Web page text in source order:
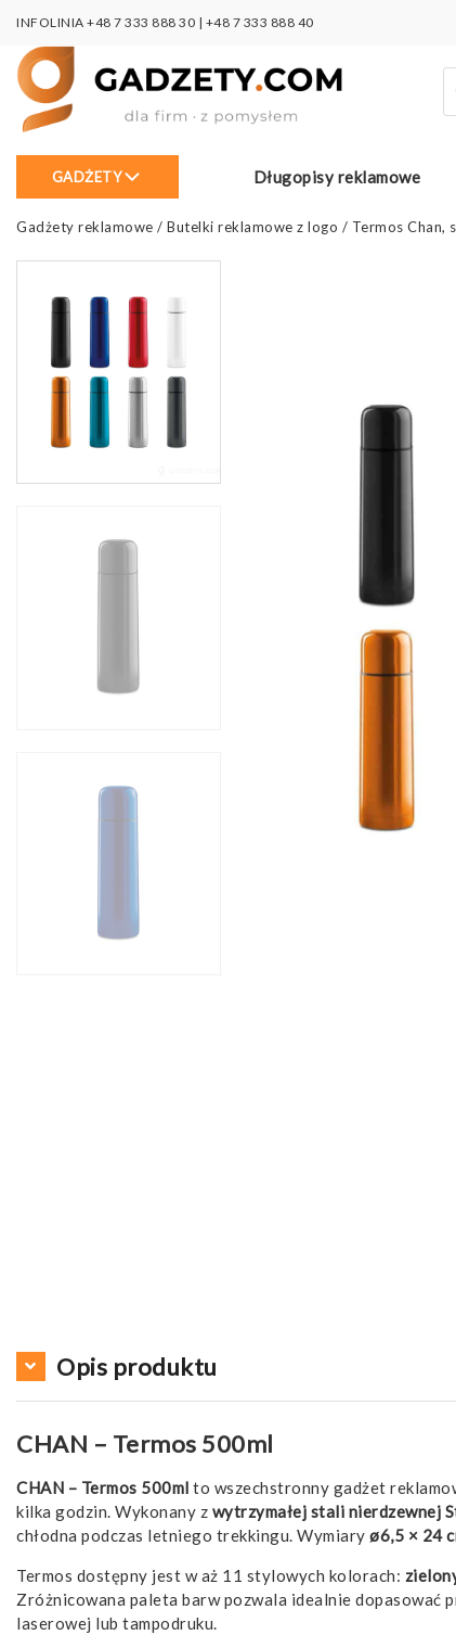
INFOLINIA +48 7 333 888 30 | +48 7 333 888 40
GADŻETY Długopisy reklamowe
Gadżety reklamowe / Butelki reklamowe z logo / Termos Chan,
Opis produktu
CHAN – Termos 500ml
CHAN – Termos 500ml to wszechstronny gadżet
kilka godzin. Wykonany z wytrzymałej stali nierdzewnej
chłodna podczas letniego trekkingu. Wymiary ø6,5 × 24
Termos dostępny jest w aż 11 stylowych kolorach:
Zróżnicowana paleta barw pozwala idealnie dopasować
laserowej lub tampodruku.